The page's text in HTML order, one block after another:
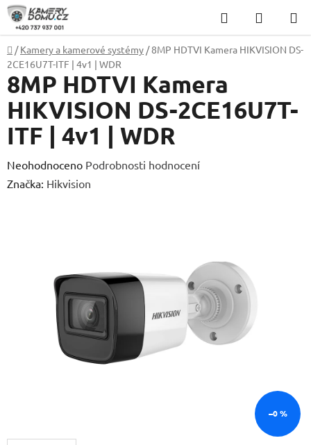
Přejít
obsah
Hledat
KOŠÍK
Domů
/ Kamery a kamerové systémy /8MP HDTVI Kamera HIKVISION DS-
2CE16U7T-ITF | 4v1 | WDR
8MP HDTVI Kamera
HIKVISION DS-2CE16U7T-
ITF | 4v1 | WDR
Průměrné
hodnocení
hvězdiček.
Neohodnoceno Podrobnosti hodnocení
Značka: Hikvision
–0 %